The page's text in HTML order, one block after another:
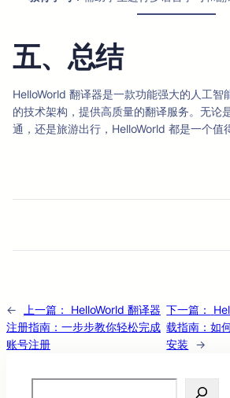
五、总结
HelloWorld 翻译器是一款功能强大的人工智
的技术架构，提供高质量的翻译服务。无论
通，还是旅游出行，HelloWorld 都是一个值
← 上一篇：
HelloWorld 翻译器
注册指南：一步步教你轻松完成
账号注册
下一篇：
载指南：如
安装
→